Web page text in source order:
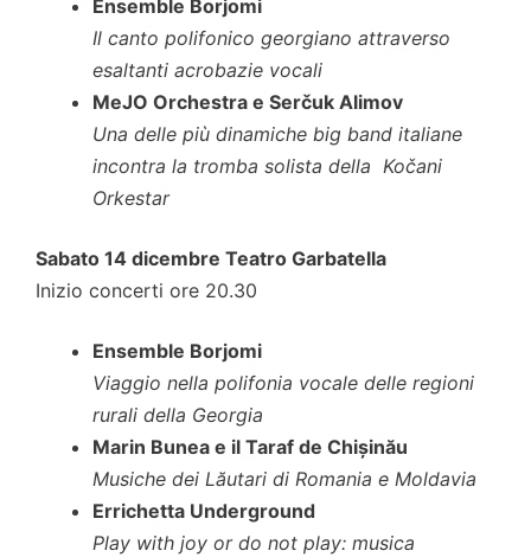
Ensemble Borjomi
Il canto polifonico georgiano attraverso
esaltanti acrobazie vocali
MeJO Orchestra e Serčuk Alimov
Una delle più dinamiche big band italiane
incontra la tromba solista della Kočani
Orkestar
Sabato 14 dicembre Teatro Garbatella
Inizio concerti ore 20.30
Ensemble Borjomi
Viaggio nella polifonia vocale delle regioni
rurali della Georgia
Marin Bunea e il Taraf de Chișinău
Musiche dei Lăutari di Romania e Moldavia
Errichetta Underground
Play with joy or do not play: musica